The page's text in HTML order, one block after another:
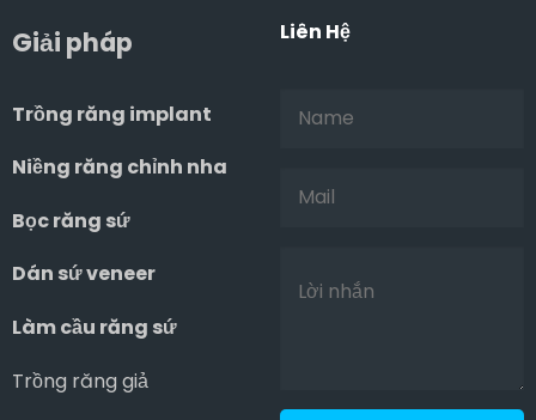
Giải pháp
Trồng răng implant
Niềng răng chỉnh nha
Bọc răng sứ
Dán sứ veneer
Làm cầu răng sứ
Trồng răng giả
Liên Hệ